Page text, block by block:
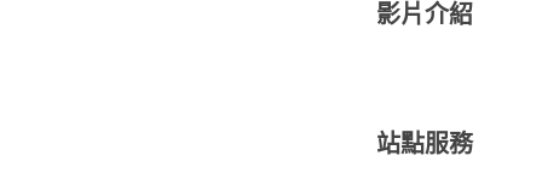
影片介紹
站點服務